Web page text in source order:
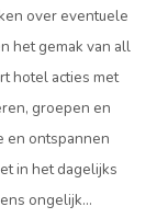
over eventuele
het gemak van all
hotel acties met
groepen en
en ontspannen
in het dagelijks
ongelijk…